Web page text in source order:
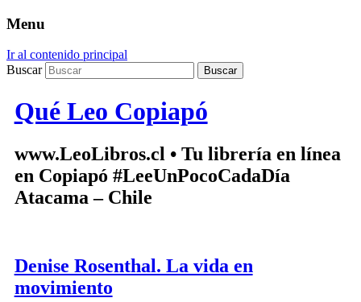
Menu
Ir al contenido principal
Buscar
Qué Leo Copiapó
www.LeoLibros.cl • Tu librería en línea
en Copiapó #LeeUnPocoCadaDía
Atacama – Chile
Denise Rosenthal. La vida en
movimiento